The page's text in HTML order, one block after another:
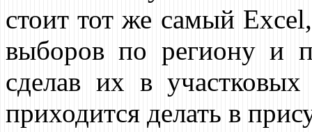
стоит тот же самый
выборов по региону и
сделав их в
приходится делать в